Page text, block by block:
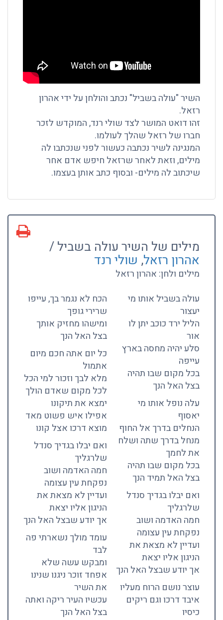
השיר "עולה בשביל" נכתב והולחן על ידי אהרון
רזאל.
זהו דואט המושר לצד שולי רנד, המוקדש לזכר
חברו של רזאל שהלך לעולמו.
המנגינה לשיר נכתבה כעשור לפני שנכתבו לה
מילים, וזאת לאחר שרזאל חיפש אדם אחר
שיכתוב לה מילים- ובסוף כתב אותן בעצמו.
מילים של השיר עולה בשביל /
אהרון רזאל, שולי רנד
מילים ולחן: אהרון רזאל
עולה בשביל אותו מי
יעצור
הליל ירד כוכב יתן לו
אור
סלע יהיה מחסה בארץ
עייפה
בכל מקום שבו תהיה
בצל האל הנך
עלה נופל אותו מי
יאסוף
הנחלים בדרך אל החוף
מנחל בדרך שתה ושלח
את לחמך
בכל מקום שבו תהיה
בצל האל תמיד הנך
ואם יבלו בגדיך סנדל
שלרגליך
חמה האדמה ושוב
נפקחת עין עצומה
ועדיין לא מצאת את
הניגון אליו יצאת
אך יודע שבצל האל הנך
עוצר נושם הרוח מעליו
איבד דרכו וגם ריקים
כיסיו
הכח לא נגמר בך, עייפו
שרירי גופך
ומישהו מחזיק אותך
בצל האל הנך
כל יום אתה חכם מיום
אתמול
מלא לבך וזכור למי הכל
לכל מקום שאדם הולך
ימצא את תיקונו
אפילו איש פשוט מאד
מוצא דרכו אצל קונו
ואם יבלו בגדיך סנדל
שלרגליך
חמה האדמה ושוב
נפקחת עין עצומה
ועדיין לא מצאת את
הניגון אליו יצאת
אך יודע שבצל האל הנך
עומד מולך נשארתי פה
לבד
ומבקש עשה שלא
אפחד זוכר ניגנו שנינו
את השיר
עכשיו העיר ריקה ואתה
בצל האל הנך